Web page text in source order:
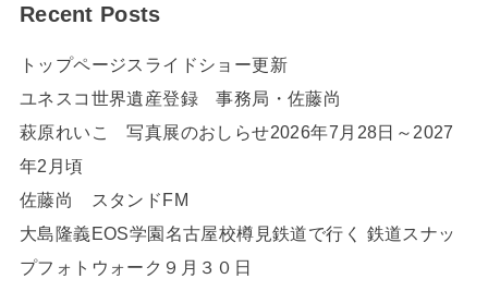
Recent Posts
トップページスライドショー更新
ユネスコ世界遺産登録 事務局・佐藤尚
萩原れいこ 写真展のおしらせ2026年7月28日～2027
年2月頃
佐藤尚 スタンドFM
大島隆義EOS学園名古屋校樽見鉄道で行く 鉄道スナッ
プフォトウォーク９月３０日